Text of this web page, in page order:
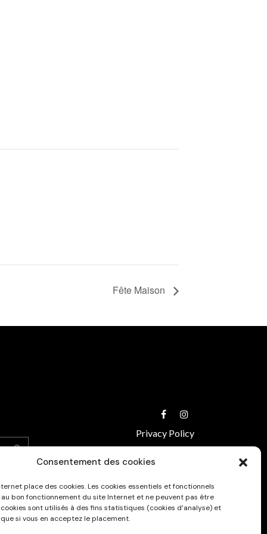
Consentement des cookies
place des cookies. Les cookies essentiels et fonctionnels
bon fonctionnement du site Internet et ne peuvent pas être
cookies sont utilisés à des fins statistiques (cookies d’analyse) et
si vous en acceptez le placement.
Fête Maison
Privacy Policy